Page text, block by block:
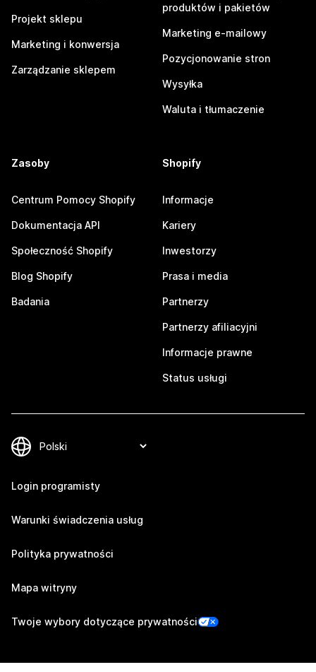
Projekt sklepu
Marketing i konwersja
Zarządzanie sklepem
produktów i pakietów
Marketing e-mailowy
Pozycjonowanie stron
Wysyłka
Waluta i tłumaczenie
Zasoby
Centrum Pomocy Shopify
Dokumentacja API
Społeczność Shopify
Blog Shopify
Badania
Shopify
Informacje
Kariery
Inwestorzy
Prasa i media
Partnerzy
Partnerzy afiliacyjni
Informacje prawne
Status usługi
Login programisty
Warunki świadczenia usług
Polityka prywatności
Mapa witryny
Twoje wybory dotyczące prywatności